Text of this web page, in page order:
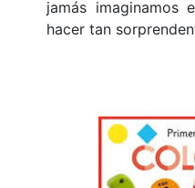
jamás imaginamos
hacer tan